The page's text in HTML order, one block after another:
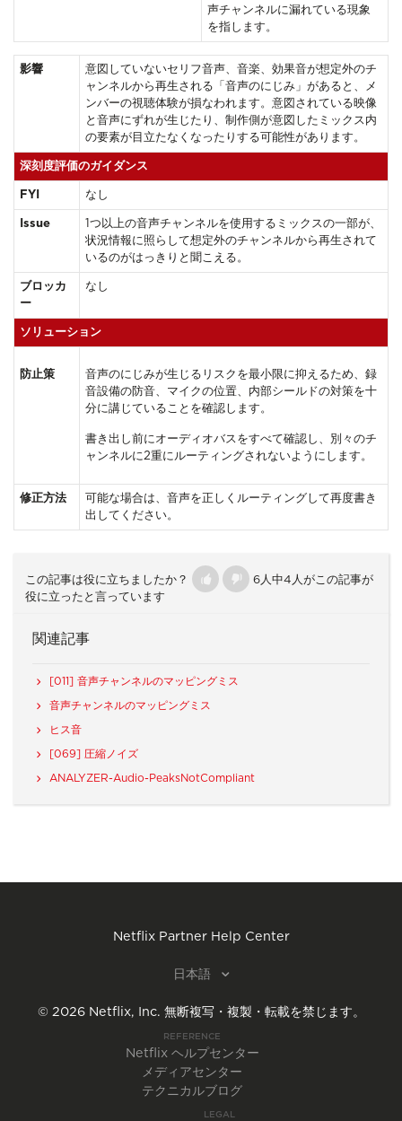
声チャンネルに漏れている現象
を指します。
影響
意図していないセリフ音声、音楽、効果音が想定外のチ
ャンネルから再生される「音声のにじみ」があると、メ
ンバーの視聴体験が損なわれます。意図されている映像
と音声にずれが生じたり、制作側が意図したミックス内
の要素が目立たなくなったりする可能性があります。
深刻度評価のガイダンス
FYI なし
Issue
1つ以上の音声チャンネルを使用するミックスの一部が、
状況情報に照らして想定外のチャンネルから再生されて
いるのがはっきりと聞こえる。
ブロッカ
ー
なし
ソリューション
防止策
音声のにじみが生じるリスクを最小限に抑えるため、録
音設備の防音、マイクの位置、内部シールドの対策を十
分に講じていることを確認します。
書き出し前にオーディオバスをすべて確認し、別々のチ
ャンネルに2重にルーティングされないようにします。
修正方法
可能な場合は、音声を正しくルーティングして再度書き
出してください。
この記事は役に立ちましたか？
6人中4人がこの記事が
役に立ったと言っています
関連記事
[011] ⾳声チャンネルのマッピングミス
⾳声チャンネルのマッピングミス
ヒス音
[069] 圧縮ノイズ
ANALYZER-Audio-PeaksNotCompliant
Netflix Partner Help Center
日本語
© 2026Netflix, Inc. 無断複写・複製・転載を禁じます。
REFERENCE
Netflix ヘルプセンター
メディアセンター
テクニカルブログ
LEGAL